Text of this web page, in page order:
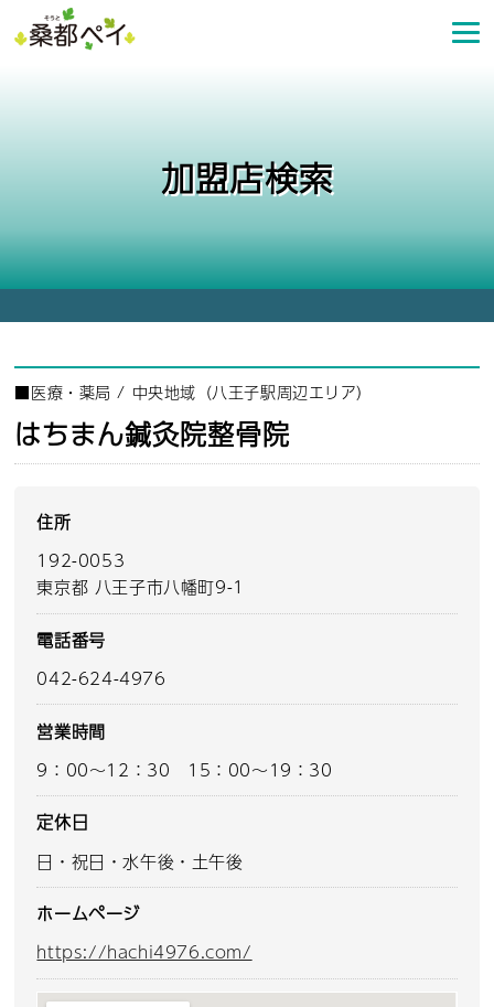
ン
プ
加盟店検索
■医療・薬局 / 中央地域（八王子駅周辺エリア）
はちまん鍼灸院整骨院
住所
192-0053
東京都 八王子市八幡町9-1
電話番号
042-624-4976
営業時間
9：00～12：30 15：00～19：30
定休日
日・祝日・水午後・土午後
ホームページ
https://hachi4976.com/